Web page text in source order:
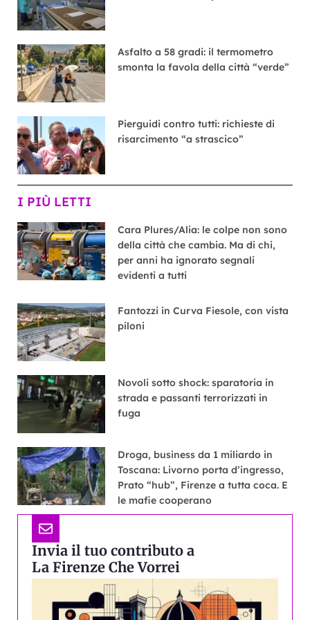
Asfalto a 58 gradi: il termometro
smonta la favola della città “verde”
Pierguidi contro tutti: richieste di
risarcimento “a strascico”
I PIÙ LETTI
Cara Plures/Alia: le colpe non sono
della città che cambia. Ma di chi,
per anni ha ignorato segnali
evidenti a tutti
Fantozzi in Curva Fiesole, con vista
piloni
Novoli sotto shock: sparatoria in
strada e passanti terrorizzati in
fuga
Droga, business da 1 miliardo in
Toscana: Livorno porta d’ingresso,
Prato “hub”, Firenze a tutta coca. E
le mafie cooperano
Invia il tuo contributo a
La Firenze Che Vorrei